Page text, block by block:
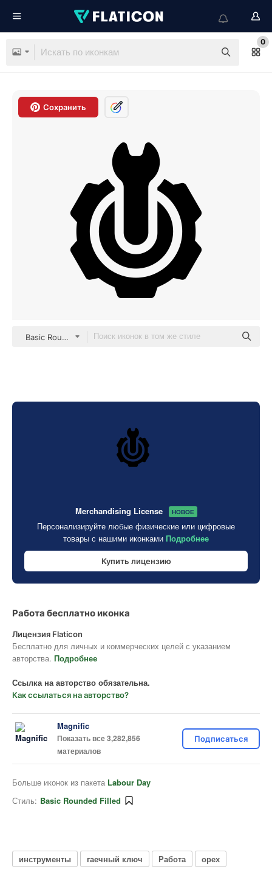
0
Сохранить
Basic Rounded Filled
Merchandising License НОВОЕ
Персонализируйте любые физические или цифровые
товары с нашими иконками Подробнее
Купить лицензию
Работа бесплатно иконка
Лицензия Flaticon
Бесплатно для личных и коммерческих целей с указанием
авторства. Подробнее
Ссылка на авторство обязательна.
Как ссылаться на авторство?
Magnific
Показать все 3,282,856
материалов
Подписаться
Больше иконок из пакета Labour Day
Стиль: Basic Rounded Filled
инструменты гаечный ключ Работа орех